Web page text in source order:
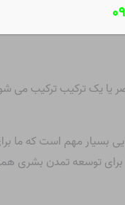
یا یک ترکیب ترکیب
بسیار مهم است که ما
توسعه تمدن بشری